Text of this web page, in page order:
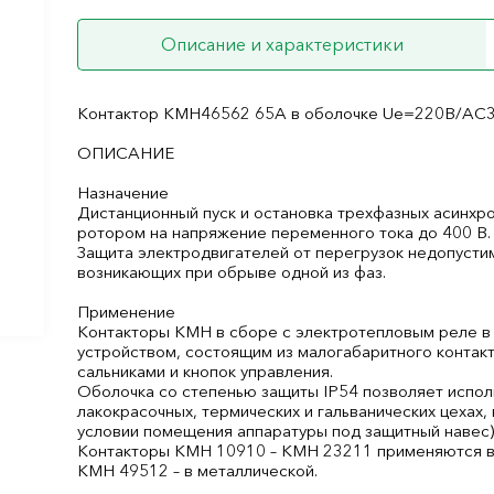
Описание и характеристики
Контактор КМН46562 65А в оболочке Ue=220В/
ОПИСАНИЕ
Назначение
Дистанционный пуск и остановка трехфазных
ротором на напряжение переменного тока до 400 В.
Защита электродвигателей от перегрузок
возникающих при обрыве одной из фаз.
Применение
Контакторы КМН в сборе с электротепловым реле
устройством, состоящим из малогабаритного
сальниками и кнопок управления.
Оболочка со степенью защиты IP54 позволяет
лакокрасочных, термических и гальванических
условии помещения аппаратуры под защитный
Контакторы КМН 10910 – КМН 23211 применяются
КМН 49512 – в металлической.